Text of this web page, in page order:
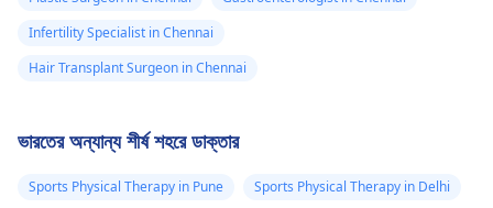
Infertility Specialist in Chennai
Hair Transplant Surgeon in Chennai
ভারতের অন্যান্য শীর্ষ শহরে ডাক্তার
Sports Physical Therapy in Pune
Sports Physical Therapy in Delhi